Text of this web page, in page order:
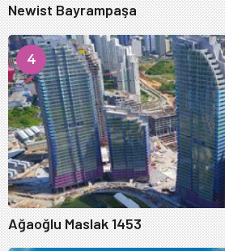
Newist Bayrampaşa
4
Ağaoğlu Maslak 1453